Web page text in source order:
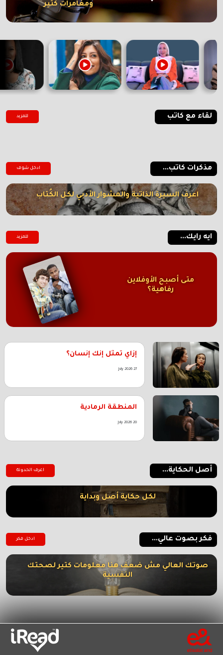
ومغامرات كتير
لقاء مع كاتب للمزيد
مذكرات كاتب... ادخل شوف
اعرف السيرة الذاتية والمشوار الأدبي لكل الكُتاب
ايه رايك... للمزيد
متى أصبح الأوفلاين
رفاهية؟
إزاي تمثل إنك إنسان؟
27 July 2026
المنطقة الرمادية
20 July 2026
أصل الحكاية... اعرف الحدوتة
لكل حكاية أصل وبداية
فكر بصوت عالي... ادخل فكر
صوتك العالي مش ضعف هنا معلومات كتير لصحتك
النفسية